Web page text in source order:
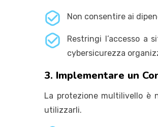
Non consentire ai
Restringi l’accesso a
cybersicurezza
3. Implementare un
La protezione multilivello è
utilizzarli.